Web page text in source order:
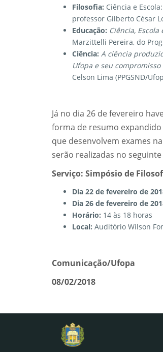
Filosofia: Ciência e
professor Gilberto César
Educação: Ciência, Escola
Marzittelli Pereira, do
Ciência: A ciência
Ufopa e seu
Celson Lima (PPGSND/
Já no dia 26 de fevereiro
forma de resumo
que desenvolvem exames
serão realizadas no
Serviço: Simpósio de
Dia 22 de fevereiro de
Dia 26 de fevereiro de
Horário: 14 às 18 horas
Local: Auditório Wilson
Comunicação/Ufopa
08/02/2018